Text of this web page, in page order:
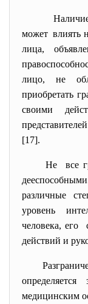
может влиять
лица,
лицо, не
приобретать
своими
[17].
Не все
различные
уровень
человека, его
действий и
медицинским